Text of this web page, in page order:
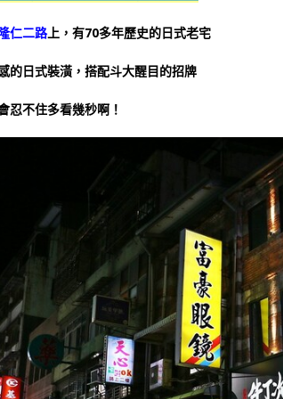
仁二路上，有70多年歷史的日式老宅
的日式裝潢，搭配斗大醒目的招牌
忍不住多看幾秒啊！